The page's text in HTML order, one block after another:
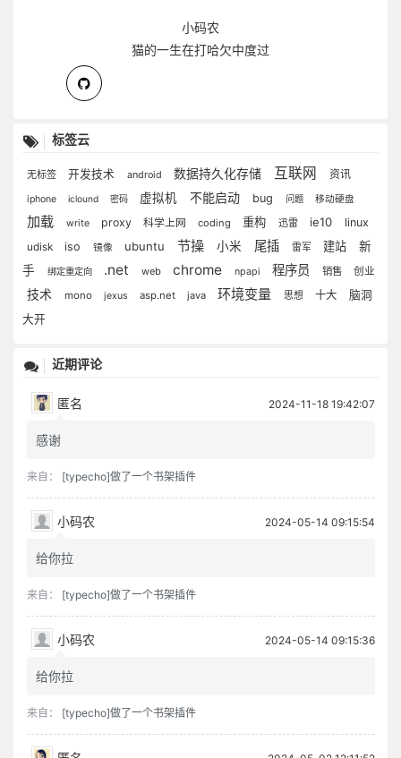
小码农
猫的一生在打哈欠中度过
标签云
无标签 开发技术 android 数据持久化存储 互联网 资讯
iphone iclound 密码 虚拟机 不能启动 bug 问题 移动硬盘
加载 write proxy 科学上网 coding 重构 迅雷 ie10 linux
udisk iso 镜像 ubuntu 节操 小米 尾插 雷军 建站
新
手
绑定重定向 .net web chrome npapi 程序员 销售 创业
技术 mono jexus asp.net java 环境变量 思想 十大
脑洞
大开
近期评论
匿名 2024-11-18 19:42:07
感谢
来自： [typecho]做了一个书架插件
小码农 2024-05-14 09:15:54
给你拉
来自： [typecho]做了一个书架插件
小码农 2024-05-14 09:15:36
给你拉
来自： [typecho]做了一个书架插件